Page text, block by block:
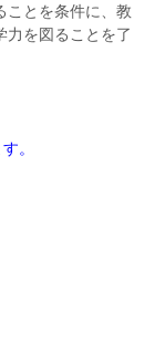
ことを条件に、教
力を図ることを了
。